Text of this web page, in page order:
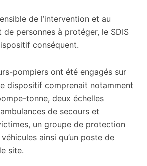
de l’intervention et au
personnes à protéger, le SDIS
conséquent.
pompiers ont été engagés sur
dispositif comprenait notamment
tonne, deux échelles
de secours et
un groupe de protection
ainsi qu’un poste de
site.